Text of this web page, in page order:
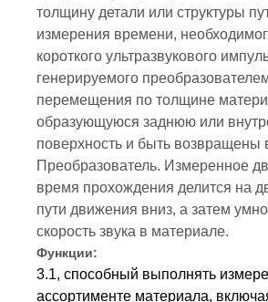
толщину детали или структуры
измерения времени,
короткого ультразвукового
генерируемого
перемещения по толщине
образующуюся заднюю или
поверхность и быть возвращены
Преобразователь. Измеренное
время прохождения делится на
пути движения вниз, а затем
скорость звука в материале.
Функции:
3.1, способный выполнять
ассортименте материала,